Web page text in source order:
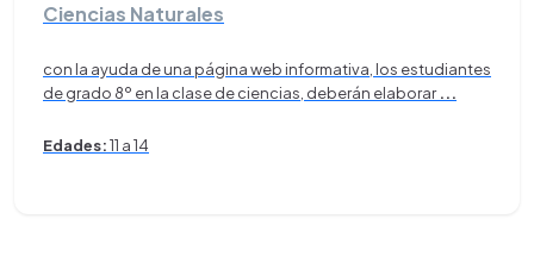
Ciencias Naturales
con la ayuda de una página web informativa, los estudiantes
de grado 8º en la clase de ciencias, deberán elaborar...
Edades:11 a 14